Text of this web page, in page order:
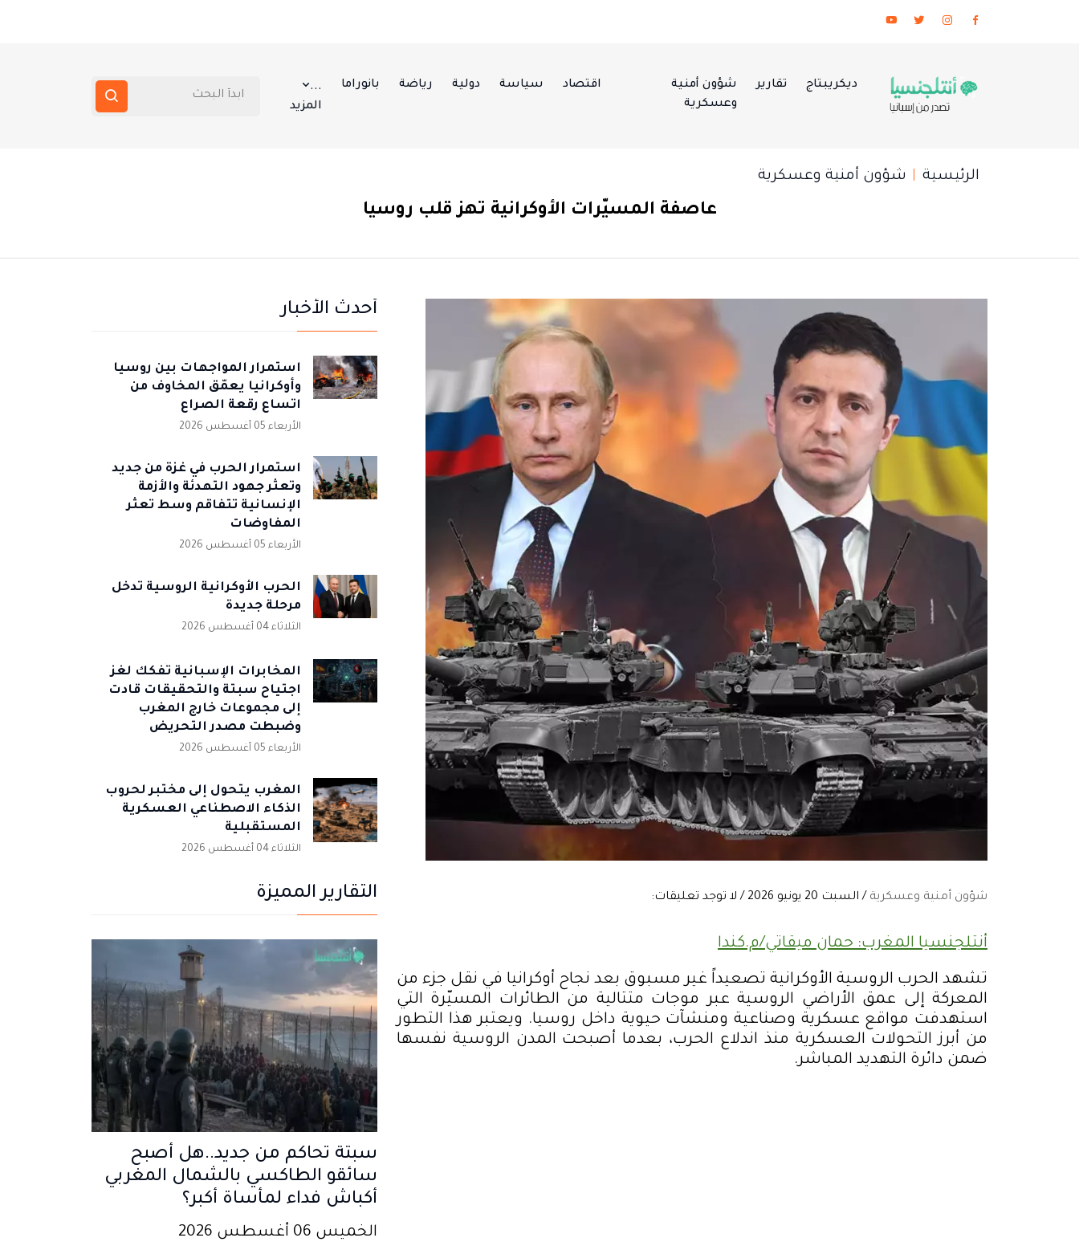
ديكريبتاج تقارير
شؤون أمنية
وعسكرية
اقتصاد سياسة دولية رياضة بانوراما
...
المزيد
الرئيسية شؤون أمنية وعسكرية
عاصفة المسيّرات الأوكرانية تهز قلب روسيا
شؤون أمنية وعسكرية / السبت 20 يونيو 2026 / لا توجد تعليقات:
أنتلجنسيا المغرب: حمان ميقاتي/م.كندا
تشهد الحرب الروسية الأوكرانية تصعيداً غير مسبوق بعد نجاح أوكرانيا في نقل جزء من
المعركة إلى عمق الأراضي الروسية عبر موجات متتالية من الطائرات المسيّرة التي
استهدفت مواقع عسكرية وصناعية ومنشآت حيوية داخل روسيا. ويعتبر هذا التطور
من أبرز التحولات العسكرية منذ اندلاع الحرب، بعدما أصبحت المدن الروسية نفسها
ضمن دائرة التهديد المباشر.
أحدث الأخبار
استمرار المواجهات بين روسيا
وأوكرانيا يعمّق المخاوف من
اتساع رقعة الصراع
الأربعاء 05 أغسطس 2026
استمرار الحرب في غزة من جديد
وتعثر جهود التهدئة والأزمة
الإنسانية تتفاقم وسط تعثر
المفاوضات
الأربعاء 05 أغسطس 2026
الحرب الأوكرانية الروسية تدخل
مرحلة جديدة
الثلاثاء 04 أغسطس 2026
المخابرات الإسبانية تُفكك لغز
اجتياح سبتة والتحقيقات قادت
إلى مجموعات خارج المغرب
وضبطت مصدر التحريض
الأربعاء 05 أغسطس 2026
المغرب يتحول إلى مختبر لحروب
الذكاء الاصطناعي العسكرية
المستقبلية
الثلاثاء 04 أغسطس 2026
التقارير المميزة
سبتة تحاكم من جديد..هل أصبح
سائقو الطاكسي بالشمال المغربي
أكباش فداء لمأساة أكبر؟
الخميس 06 أغسطس 2026